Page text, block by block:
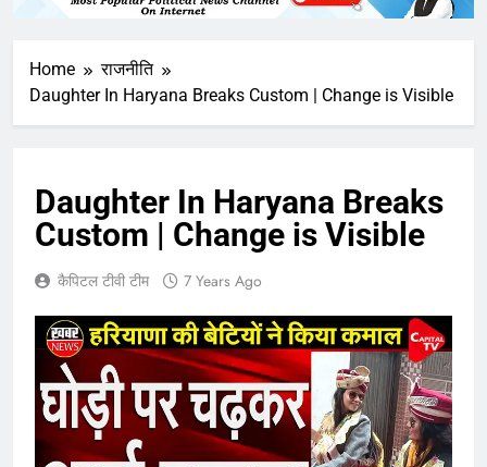
Home
राजनीति
Daughter In Haryana Breaks Custom | Change is Visible
Daughter In Haryana Breaks
Custom | Change is Visible
कैपिटल टीवी टीम 7 Years Ago